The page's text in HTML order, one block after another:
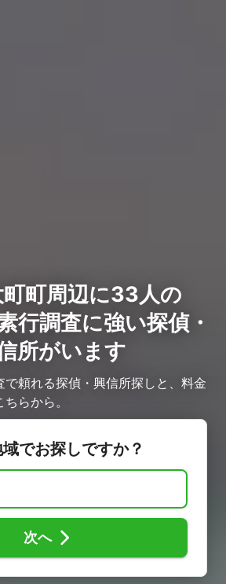
町周辺に33人の
行調査に強い探偵・
所がいます
で頼れる探偵・興信所探しと、料金
らから。
でお探しですか？
次へ